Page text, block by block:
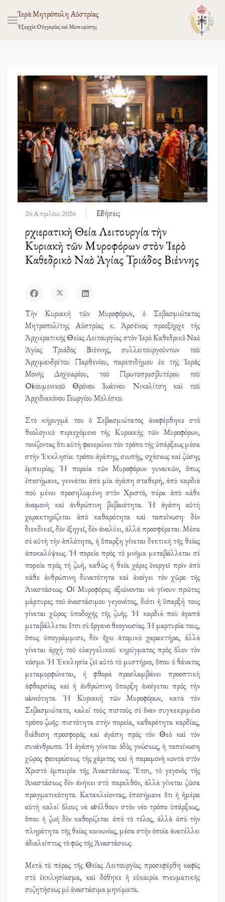
Ἱερὰ Μητρόπολη Αὐστρίας
Ἐξαρχία Οὑγγαρίας καὶ Μεσευρώπης
26 Απριλίου 2026 Εἰδήσεις
Ἀρχιερατικὴ Θεία Λειτουργία τὴν
Κυριακὴ τῶν Μυροφόρων στὸν Ἱερὸ
Καθεδρικὸ Ναὸ Ἁγίας Τριάδος Βιέννης
Τὴν Κυριακὴ τῶν Μυροφόρων, ὁ Σεβασμιώτατος
Μητροπολίτης Αὐστρίας κ. Ἀρσένιος προεξῆρχε τῆς
Ἀρχιερατικῆς Θείας Λειτουργίας στὸν Ἱερὸ Καθεδρικὸ Ναὸ
Ἁγίας Τριάδος Βιέννης, συλλειτουργούντων τοῦ
Ἀρχιμανδρίτου Παρθενίου, παρεπιδήμου ἐκ τῆς Ἱερᾶς
Μονῆς Δοχειαρίου, τοῦ Πρωτοπρεσβυτέρου τοῦ
Οἰκουμενικοῦ Θρόνου Ἰωάννου Νικολίτση καὶ τοῦ
Ἀρχιδιακόνου Γεωργίου Μελέσκο.
Στὸ κήρυγμά του ὁ Σεβασμιώτατος ἀναφέρθηκε στὸ
θεολογικὸ περιεχόμενο τῆς Κυριακῆς τῶν Μυροφόρων,
τονίζοντας ὅτι αὐτὴ φανερώνει τὸν τρόπο τῆς ὑπάρξεως μέσα
στὴν Ἐκκλησία: τρόπο ἀγάπης, σιωπῆς, σχέσεως καὶ ζώσης
ἐμπειρίας. Ἡ πορεία τῶν Μυροφόρων γυναικῶν, ὅπως
ἐπεσήμανε, γεννᾶται ἀπὸ μία ἀγάπη σταθερή, ἀπὸ καρδιὰ
ποὺ μένει προσηλωμένη στὸν Χριστό, πέρα ἀπὸ κάθε
ἀναμονὴ καὶ ἀνθρώπινη βεβαιότητα. Ἡ ἀγάπη αὐτὴ
χαρακτηρίζεται ἀπὸ καθαρότητα καὶ ταπείνωση· δὲν
διεκδικεῖ, δὲν ἐξηγεῖ, δὲν ἀναλύει, ἀλλὰ προσφέρεται. Μέσα
σὲ αὐτὴ τὴν ἁπλότητα, ἡ ὕπαρξη γίνεται δεκτικὴ τῆς θείας
ἀποκαλύψεως. Ἡ πορεία πρὸς τὸ μνῆμα μεταβάλλεται σὲ
πορεία πρὸς τὴ ζωή, καθὼς ἡ θεία χάρις ἐνεργεῖ πρὶν ἀπὸ
κάθε ἀνθρώπινη δυνατότητα καὶ ἀνοίγει τὸν χῶρο τῆς
Ἀναστάσεως. Οἱ Μυροφόρες ἀξιώνονται νὰ γίνουν πρῶτες
μάρτυρες τοῦ ἀναστάσιμου γεγονότος, διότι ἡ ὕπαρξή τους
γίνεται χῶρος ὑποδοχῆς τῆς ζωῆς. Ἡ καρδιὰ ποὺ ἀγαπᾶ
μεταβάλλεται ἔτσι σὲ ὄργανο θεογνωσίας. Ἡ μαρτυρία τους,
ὅπως ὑπογράμμισε, δὲν ἔχει ἀτομικὸ χαρακτήρα, ἀλλὰ
γίνεται ἀρχὴ τοῦ εὐαγγελικοῦ κηρύγματος πρὸς ὅλον τὸν
κόσμο. Ἡ Ἐκκλησία ζεῖ αὐτὸ τὸ μυστήριο, ὅπου ὁ θάνατος
μεταμορφώνεται, ἡ φθορὰ προσλαμβάνει προοπτικὴ
ἀφθαρσίας καὶ ἡ ἀνθρώπινη ὕπαρξη ἀνοίγεται πρὸς τὴν
αἰωνιότητα. Ἡ Κυριακὴ τῶν Μυροφόρων, κατὰ τὸν
Σεβασμιώτατο, καλεί τοὺς πιστοὺς σὲ ἕναν συγκεκριμένο
τρόπο ζωῆς: πιστότητα στὴν πορεία, καθαρότητα καρδίας,
διάθεση προσφορᾶς καὶ ἀγάπη πρὸς τὸν Θεὸ καὶ τὸν
συνάνθρωπο. Ἡ ἀγάπη γίνεται ὁδὸς γνώσεως, ἡ ταπείνωση
χῶρος φανερώσεως τῆς χάριτος καὶ ἡ παραμονὴ κοντὰ στὸν
Χριστὸ ἐμπειρία τῆς Ἀναστάσεως. Ἔτσι, τὸ γεγονὸς τῆς
Ἀναστάσεως δὲν ἀνήκει στὸ παρελθόν, ἀλλὰ γίνεται ζῶσα
πραγματικότητα. Κατακλείοντας, ἐπεσήμανε ὅτι ἡ ἡμέρα
αὐτὴ καλεί ὅλους νὰ εἰσέλθουν στὸν νέο τρόπο ὑπάρξεως,
ὅπου ἡ ζωὴ δὲν καθορίζεται ἀπὸ τὸ τέλος, ἀλλὰ ἀπὸ τὴν
πληρότητα τῆς θείας κοινωνίας, μέσα στὴν ὁποία ἀνατέλλει
ἀδιαλείπτως τὸ φῶς τῆς Ἀναστάσεως.
Μετὰ τὸ πέρας τῆς Θείας Λειτουργίας προσεφέρθη καφὲς
στὸ ἐκκλησίασμα, καὶ δόθηκε ἡ εὐκαιρία πνευματικῆς
συζητήσεως μὲ ἀναστάσιμα μηνύματα.